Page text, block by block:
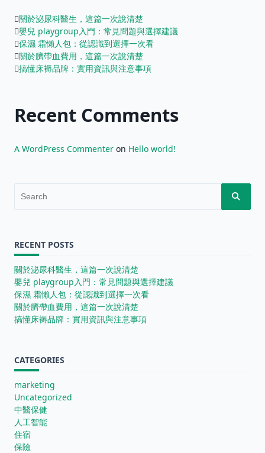
關於泌尿科醫生，這篇一次說清楚
嬰兒 playgroup入門：常見問題與選擇建議
保濕 霜懶人包：從認識到選擇一次看
關於臍帶血費用，這篇一次說清楚
搞懂床褥品牌：實用資訊與注意事項
Recent Comments
A WordPress Commenter on Hello world!
Search
RECENT POSTS
關於泌尿科醫生，這篇一次說清楚
嬰兒 playgroup入門：常見問題與選擇建議
保濕 霜懶人包：從認識到選擇一次看
關於臍帶血費用，這篇一次說清楚
搞懂床褥品牌：實用資訊與注意事項
CATEGORIES
marketing
Uncategorized
中醫保健
人工智能
住宿
保險